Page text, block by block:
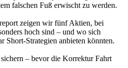
falschen Fuß erwischt zu werden.
zeigen wir fünf Aktien, bei
hoch sind – und wo sich
Short-Strategien anbieten könnten.
– bevor die Korrektur Fahrt